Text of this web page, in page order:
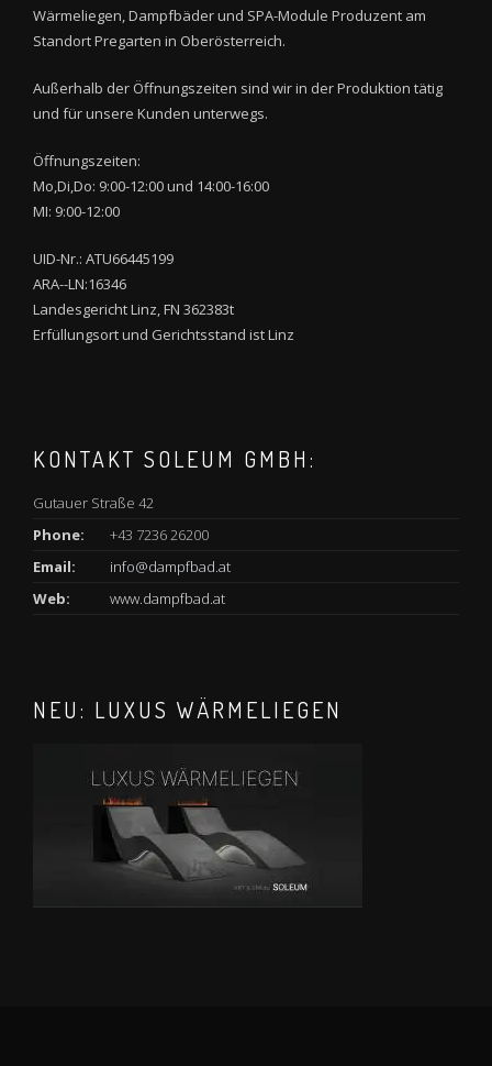
Wärmeliegen, Dampfbäder und SPA-Module Produzent am
Standort Pregarten in Oberösterreich.
Außerhalb der Öffnungszeiten sind wir in der Produktion tätig
und für unsere Kunden unterwegs.
Öffnungszeiten:
Mo,Di,Do: 9:00-12:00 und 14:00-16:00
MI: 9:00-12:00
UID-Nr.: ATU66445199
ARA--LN:16346
Landesgericht Linz, FN 362383t
Erfüllungsort und Gerichtsstand ist Linz
KONTAKT SOLEUM GMBH:
Gutauer Straße 42
Phone:
+43 7236 26200
Email:
info@dampfbad.at
Web:
www.dampfbad.at
NEU: LUXUS WÄRMELIEGEN